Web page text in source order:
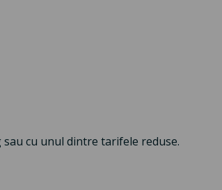
cu unul dintre tarifele reduse.